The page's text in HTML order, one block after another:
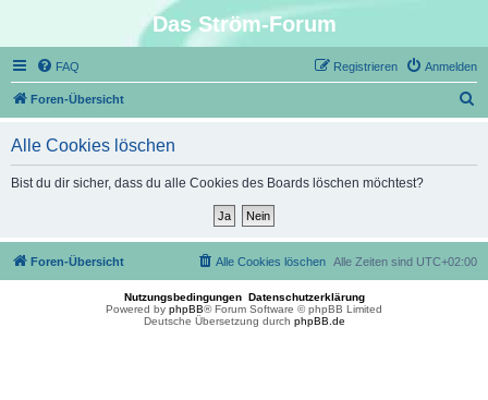
Das Ström-Forum
FAQ Anmelden
Registrieren
Foren-Übersicht
Alle Cookies löschen
Bist du dir sicher, dass du alle Cookies des Boards löschen möchtest?
Foren-Übersicht Alle Zeiten sind UTC+02:00
Alle Cookies löschen
Nutzungsbedingungen Datenschutzerklärung
Powered by phpBB® Forum Software © phpBB Limited
Deutsche Übersetzung durch phpBB.de